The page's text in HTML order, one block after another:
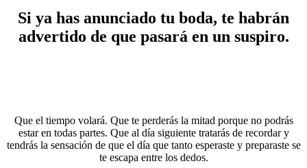
Si ya has anunciado tu boda, te habrán
advertido de que pasará en un suspiro.
Que el tiempo volará. Que te perderás la mitad porque no podrás
estar en todas partes. Que al día siguiente tratarás de recordar y
tendrás la sensación de que el día que tanto esperaste y preparaste se
te escapa entre los dedos.